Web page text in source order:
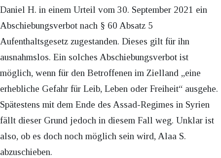
Daniel H. in einem Urteil vom 30. September 2021 ein
Abschiebungsverbot nach § 60 Absatz 5
Aufenthaltsgesetz zugestanden. Dieses gilt für ihn
ausnahmslos. Ein solches Abschiebungsverbot ist
möglich, wenn für den Betroffenen im Zielland „eine
erhebliche Gefahr für Leib, Leben oder Freiheit“ ausgehe.
Spätestens mit dem Ende des Assad-Regimes in Syrien
fällt dieser Grund jedoch in diesem Fall weg. Unklar ist
also, ob es doch noch möglich sein wird, Alaa S.
abzuschieben.